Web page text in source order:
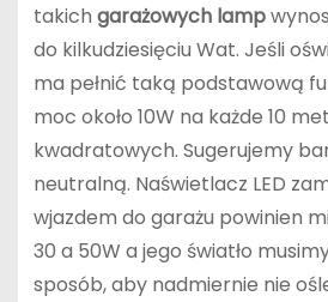
takich garażowych lamp
do kilkudziesięciu Wat. Jeśli
ma pełnić taką podstawową
moc około 10W na każde 10
kwadratowych. Sugerujemy
neutralną. Naświetlacz LED
wjazdem do garażu powinien
30 a 50W a jego światło
sposób, aby nadmiernie nie